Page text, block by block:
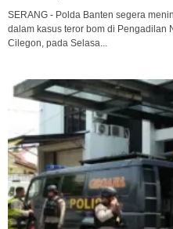
SERANG - Polda Banten segera
dalam kasus teror bom di Pengadilan
Cilegon, pada Selasa...